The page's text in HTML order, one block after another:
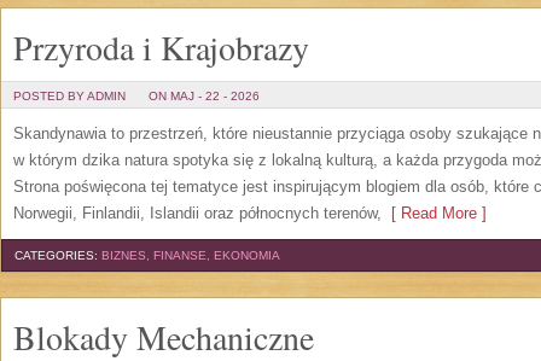
Przyroda i Krajobrazy
POSTED BY ADMIN ON MAJ - 22 - 2026
Skandynawia to przestrzeń, które nieustannie przyciąga osoby szukające
w którym dzika natura spotyka się z lokalną kulturą, a każda przygoda
Strona poświęcona tej tematyce jest inspirującym blogiem dla osób, które
Norwegii, Finlandii, Islandii oraz północnych terenów, [ Read More ]
CATEGORIES: BIZNES, FINANSE, EKONOMIA
Blokady Mechaniczne